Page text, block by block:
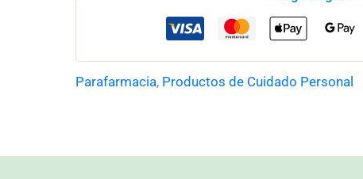
Parafarmacia, Productos de Cuidado Personal